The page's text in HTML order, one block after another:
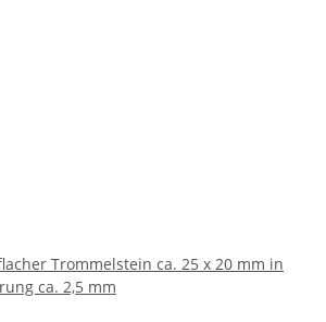
Trommelstein ca. 25 x 20 mm in
ca. 2,5 mm